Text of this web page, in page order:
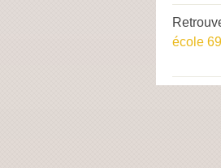
école 69